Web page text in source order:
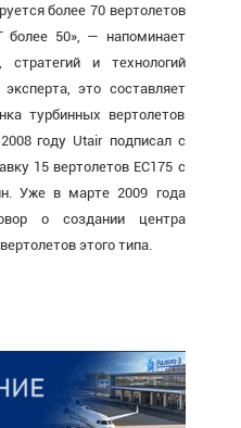
более 70 вертолетов
более 50», — напоминает
стратегий и технологий
это составляет
турбинных вертолетов
году Utair подписал с
15 вертолетов ЕС175 с
Уже в марте 2009 года
о создании центра
этого типа.